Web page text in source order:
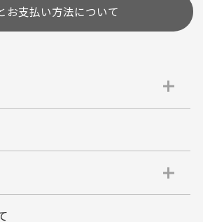
400円
お支払い方法について